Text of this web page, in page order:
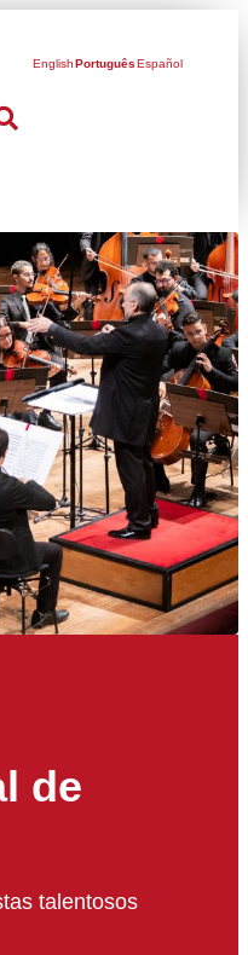
EnglishPortuguêsEspañol
de
talentosos